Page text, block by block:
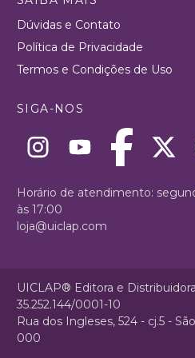
Dúvidas e Contato
Política de Privacidade
Termos e Condições de Uso
SIGA-NOS
Horário de atendimento:
às 17:00
loja@uiclap.com
UICLAP® Editora e
35.252.144/0001-10
Rua dos Ingleses, 524 - cj.5 -
000